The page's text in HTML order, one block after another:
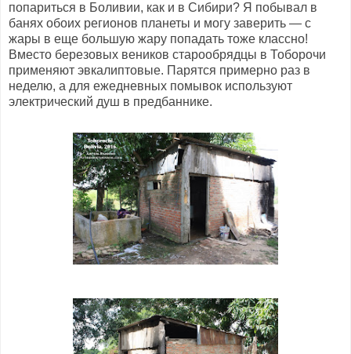
попариться в Боливии, как и в Сибири? Я побывал в
банях обоих регионов планеты и могу заверить — с
жары в еще большую жару попадать тоже классно!
Вместо березовых веников старообрядцы в Тоборочи
применяют эвкалиптовые. Парятся примерно раз в
неделю, а для ежедневных помывок используют
электрический душ в предбаннике.